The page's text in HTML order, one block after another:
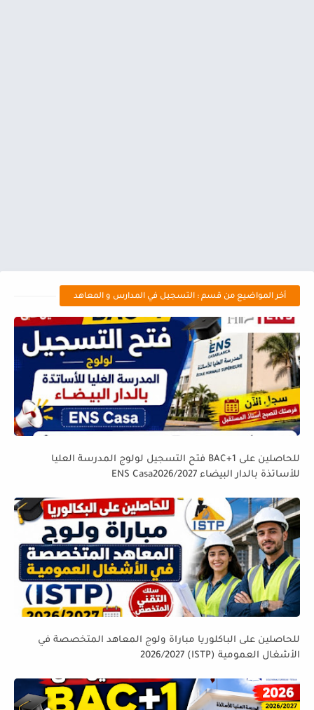
أخر المواضيع من قسم : التسجيل في المدارس و المعاهد
للحاصلين على BAC+1 فتح التسجيل لولوج المدرسة العليا
للأساتذة بالدار البيضاء ENS Casa2026/2027
للحاصلين على الباكلوريا مباراة ولوج المعاهد المتخصصة في
الأشغال العمومية (ISTP) 2026/2027